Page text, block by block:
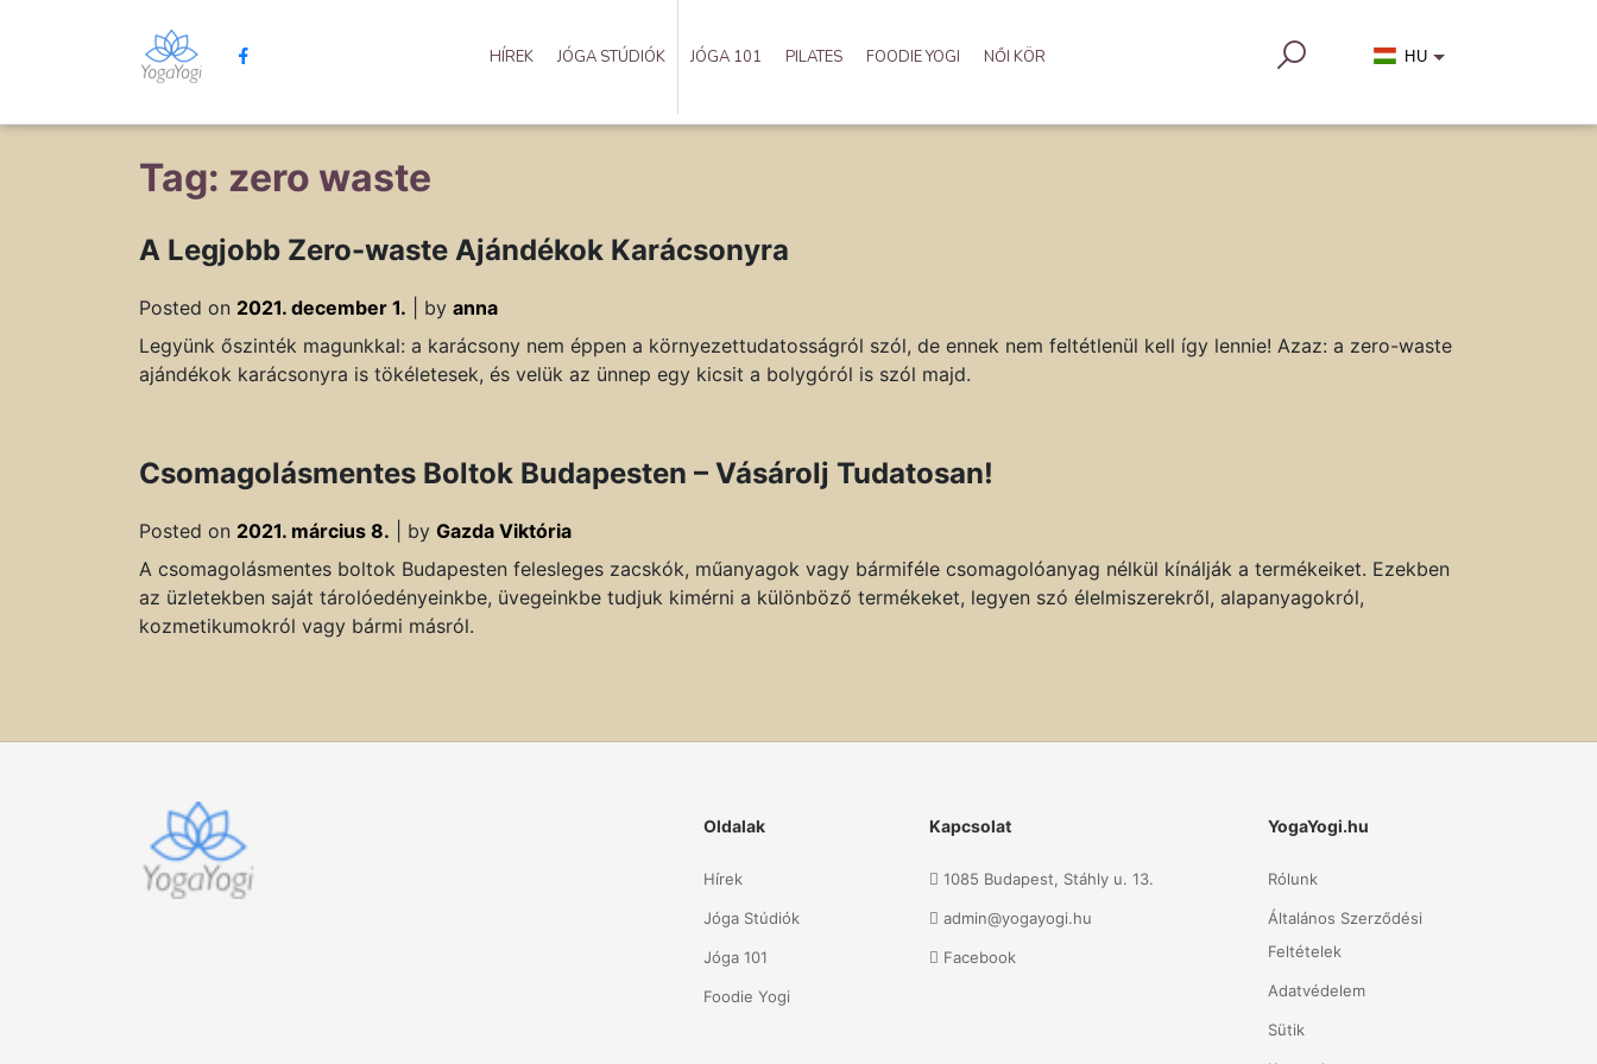
HU
HÍREK JÓGA STÚDIÓK JÓGA 101 PILATES FOODIE YOGI NŐI KÖR
Tag: zero waste
A Legjobb Zero-waste Ajándékok Karácsonyra
Posted on 2021. december 1. by anna
Legyünk őszinték magunkkal: a karácsony nem éppen a környezettudatosságról szól, de ennek nem feltétlenül kell így lennie! Azaz: a zero-waste
ajándékok karácsonyra is tökéletesek, és velük az ünnep egy kicsit a bolygóról is szól majd.
Csomagolásmentes Boltok Budapesten – Vásárolj Tudatosan!
Posted on 2021. március 8. by Gazda Viktória
A csomagolásmentes boltok Budapesten felesleges zacskók, műanyagok vagy bármiféle csomagolóanyag nélkül kínálják a termékeiket. Ezekben
az üzletekben saját tárolóedényeinkbe, üvegeinkbe tudjuk kimérni a különböző termékeket, legyen szó élelmiszerekről, alapanyagokról,
kozmetikumokról vagy bármi másról.
Oldalak
Hírek
Jóga Stúdiók
Jóga 101
Foodie Yogi
Kapcsolat
1085 Budapest, Stáhly u. 13.
admin@yogayogi.hu
Facebook
YogaYogi.hu
Rólunk
Általános Szerződési
Feltételek
Adatvédelem
Sütik